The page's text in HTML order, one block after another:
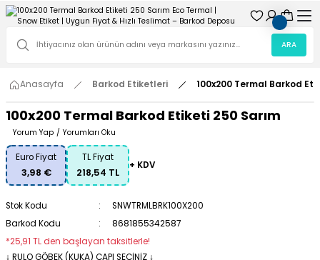
ARA
Anasayfa Barkod Etiketleri 100x200 Termal Barkod
100x200 Termal Barkod Etiketi 250 Sarım
Yorum Yap / Yorumları Oku
Euro Fiyat
3,98 €
TL Fiyat
218,54 TL
+ KDV
Stok Kodu
SNWTRMLBRK100X200
Barkod Kodu
8681855342587
*25,91 TL den başlayan taksitlerle!
↓ RULO GÖBEK (KUKA) ÇAPI SEÇİNİZ ↓